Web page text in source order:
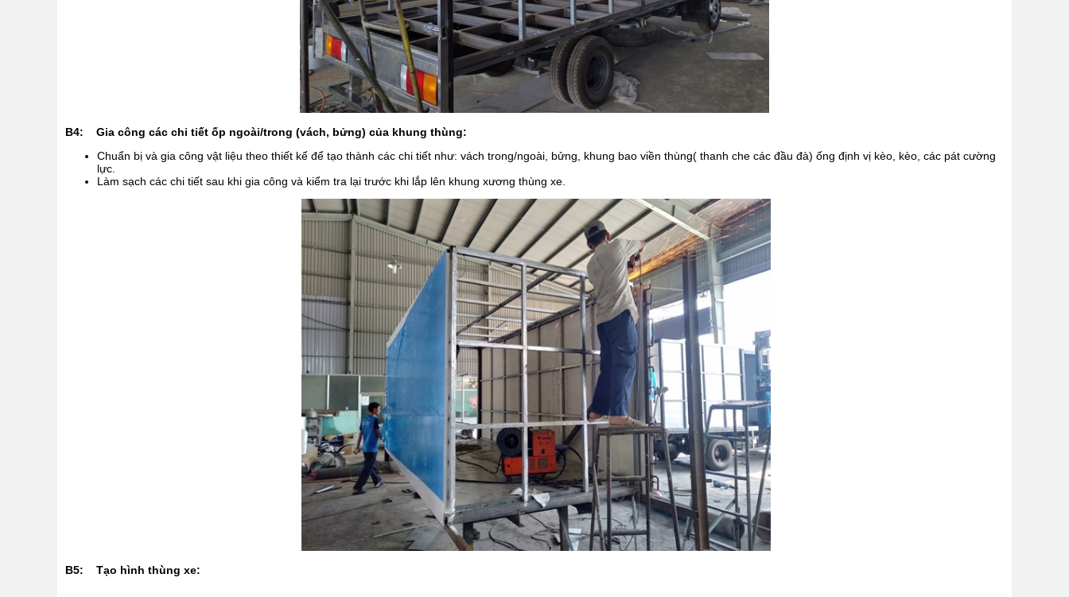
B4: Gia công các chi tiết ốp ngoài/trong (vách, bửng) của khung thùng:
Chuẩn bị và gia công vật liệu theo thiết kế để tạo thành các chi tiết như: vách trong/ngoài, bửng, khung bao viền thùng( thanh che các đầu đà) ống định vị kèo, kèo, các pát cường
lực.
Làm sạch các chi tiết sau khi gia công và kiểm tra lại trước khi lắp lên khung xương thùng xe.
B5: Tạo hình thùng xe: